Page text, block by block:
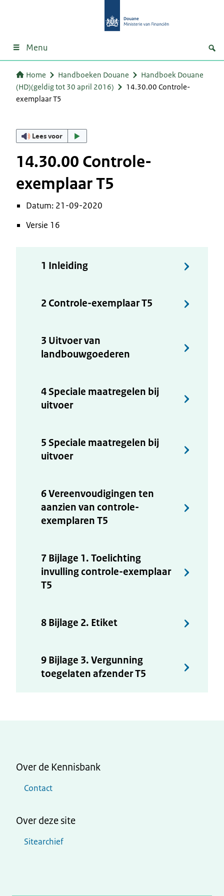
Menu
Home Handboeken Douane
Handboek Douane
(HD)(geldig tot 30 april 2016)
14.30.00 Controle-
exemplaar T5
Lees voor
14.30.00 Controle-
exemplaar T5
Datum: 21-09-2020
Versie 16
1 Inleiding
2 Controle-exemplaar T5
3 Uitvoer van
landbouwgoederen
4 Speciale maatregelen bij
uitvoer
5 Speciale maatregelen bij
uitvoer
6 Vereenvoudigingen ten
aanzien van controle-
exemplaren T5
7 Bijlage 1. Toelichting
invulling controle-exemplaar
T5
8 Bijlage 2. Etiket
9 Bijlage 3. Vergunning
toegelaten afzender T5
Over de Kennisbank
Contact
Over deze site
Sitearchief